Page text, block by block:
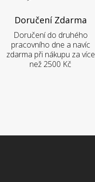
Doručení Zdarma
Doručení do druhého
pracovního dne a navíc
zdarma při nákupu za více
než 2500 Kč